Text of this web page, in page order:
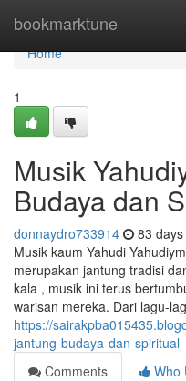
bookmarktune
Home
Home
1
Musik
Budaya dan
donnaydro733914 83
Musik kaum Yahudi
merupakan jantung tradisi
kala , musik ini terus
warisan mereka. Dari lagu-
https://
jantung-budaya-dan-spiritual
Comments
Who